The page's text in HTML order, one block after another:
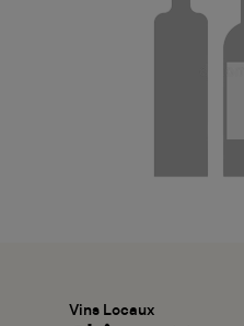
Vins Locaux